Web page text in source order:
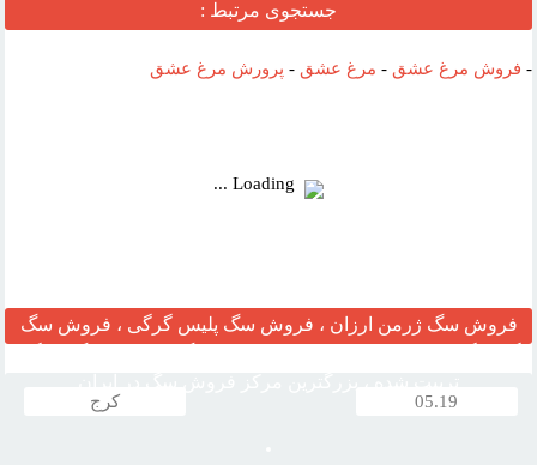
وب :‌
جستجوی مرتبط :
- فروش مرغ عشق - مرغ عشق - پرورش مرغ عشق
فروش سگ ژرمن ارزان ، فروش سگ پلیس گرگی ، فروش سگ
05.19 کرج